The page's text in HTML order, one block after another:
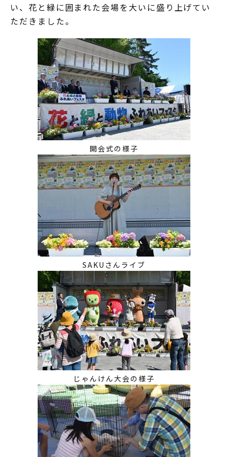
い、花と緑に囲まれた会場を大いに盛り上げてい
ただきました。
開会式の様子
SAKUさんライブ
じゃんけん大会の様子